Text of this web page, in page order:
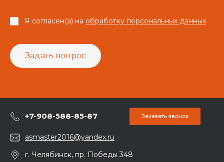
Задать вопрос
Я согласен(а) на обработку персональных данных
+7-908-588-85-87 Заказать звонок
asmaster2016@yandex.ru
г. Челябинск, пр. Победы 348